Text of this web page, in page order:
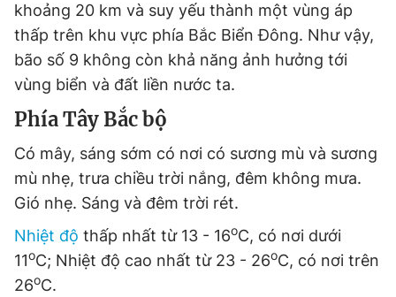
khoảng 20 km và suy yếu thành một vùng áp
thấp trên khu vực phía Bắc Biển Đông. Như vậy,
bão số 9 không còn khả năng ảnh hưởng tới
vùng biển và đất liền nước ta.
Phía Tây Bắc bộ
Có mây, sáng sớm có nơi có sương mù và sương
mù nhẹ, trưa chiều trời nắng, đêm không mưa.
Gió nhẹ. Sáng và đêm trời rét.
Nhiệt độ thấp nhất từ 13 - 16oC, có nơi dưới
11oC; Nhiệt độ cao nhất từ 23 - 26oC, có nơi trên
26oC.